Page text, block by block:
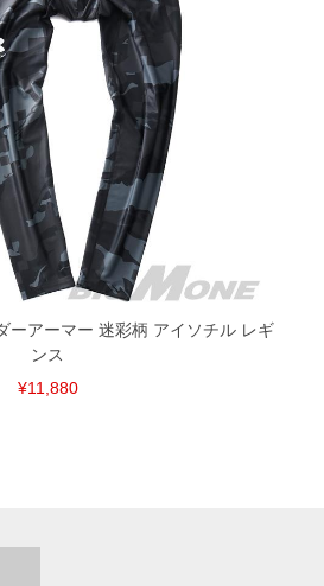
ーアーマー 迷彩柄 アイソチル レギ
ンス
¥11,880